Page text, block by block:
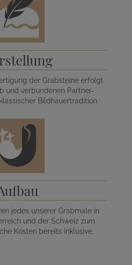
der Grabsteine erfolgt
und verbundenen Partner-
Bildhauertradition.
jedes unserer Grabmale in
und der Schweiz zum
Kosten bereits inklusive.